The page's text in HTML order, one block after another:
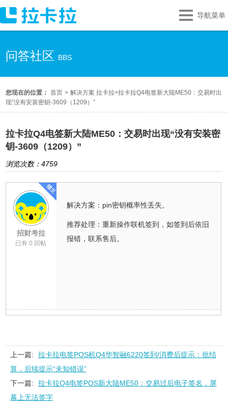
导航菜单
问答社区 BBS
您现在的位置： 首页 > 解决方案 拉卡拉>拉卡拉Q4电签新大陆ME50：交易时出
现“没有安装密钥-3609（1209）”
拉卡拉Q4电签新大陆ME50：交易时出现“没有安装密
钥-3609（1209）”
浏览次数：4759
招财考拉
已有 0 回帖
解决方案：pin密钥概率性丢失。
推荐处理：重新操作联机签到，如签到后依旧
报错，联系售后。
上一篇:
拉卡拉电签POS机Q4华智融6220签到/消费后提示：批结
算，后续提示“未知错误”
下一篇:
拉卡拉Q4电签POS新大陆ME50：交易过后电子签名，屏
幕上无法签字